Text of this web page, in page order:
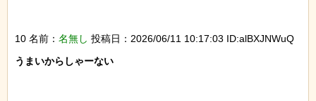
10 名前： 名無し 投稿日：2026/06/11 10:17:03 ID:alBXJNWuQ
うまいからしゃーない